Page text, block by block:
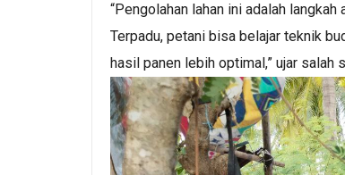
“Pengolahan lahan ini adalah
Terpadu, petani bisa belajar teknik
hasil panen lebih optimal,” ujar salah